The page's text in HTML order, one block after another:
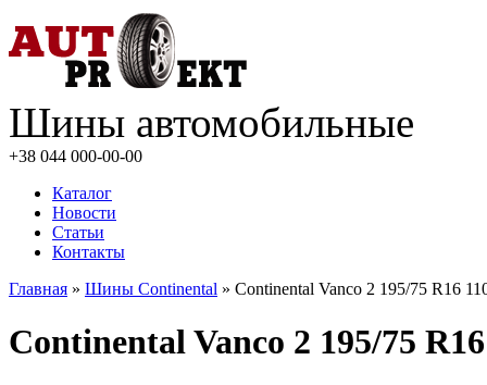
Шины автомобильные
+38 044 000-00-00
Каталог
Новости
Статьи
Контакты
Главная » Шины Continental » Continental Vanco 2 195/75 R16
Continental Vanco 2 195/75